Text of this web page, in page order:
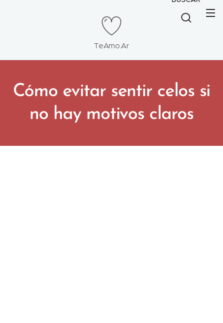
TeAmo.Ar
Cómo evitar sentir celos si
no hay motivos claros